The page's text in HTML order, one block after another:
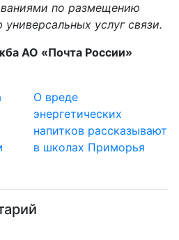
по размещению
услуг связи.
АО «Почта России»
О вреде
энергетических
напитков рассказывают
в школах Приморья